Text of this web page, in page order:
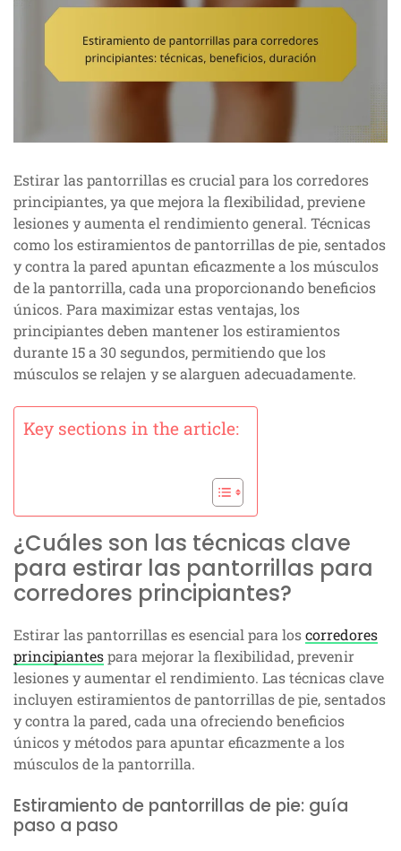
Estirar las pantorrillas es crucial para los corredores
principiantes, ya que mejora la flexibilidad, previene
lesiones y aumenta el rendimiento general. Técnicas
como los estiramientos de pantorrillas de pie, sentados
y contra la pared apuntan eficazmente a los músculos
de la pantorrilla, cada una proporcionando beneficios
únicos. Para maximizar estas ventajas, los
principiantes deben mantener los estiramientos
durante 15 a 30 segundos, permitiendo que los
músculos se relajen y se alarguen adecuadamente.
Key sections in the article:
¿Cuáles son las técnicas clave
para estirar las pantorrillas para
corredores principiantes?
Estirar las pantorrillas es esencial para loscorredores
principiantespara mejorar la flexibilidad, prevenir
lesiones y aumentar el rendimiento. Las técnicas clave
incluyen estiramientos de pantorrillas de pie, sentados
y contra la pared, cada una ofreciendo beneficios
únicos y métodos para apuntar eficazmente a los
músculos de la pantorrilla.
Estiramiento de pantorrillas de pie: guía
paso a paso